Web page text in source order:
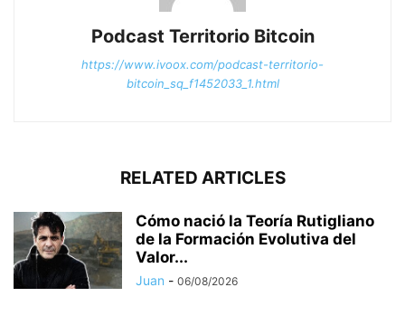
Podcast Territorio Bitcoin
https://www.ivoox.com/podcast-territorio-
bitcoin_sq_f1452033_1.html
RELATED ARTICLES
Cómo nació la Teoría Rutigliano
de la Formación Evolutiva del
Valor...
Juan - 06/08/2026